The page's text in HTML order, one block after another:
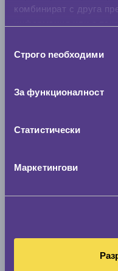
комбинират с друга
наСтрого nеобходими
За функционалност
Статистически
Маркетингови